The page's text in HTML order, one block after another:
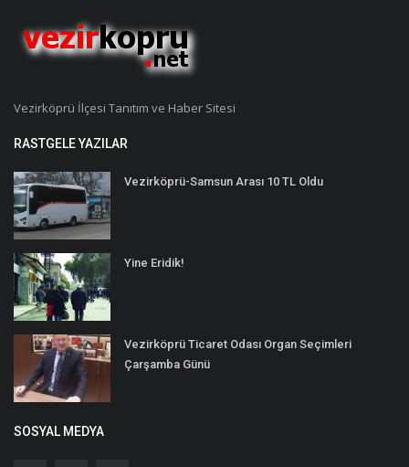
Vezirköprü İlçesi Tanıtım ve Haber Sitesi
RASTGELE YAZILAR
Vezirköprü-Samsun Arası 10 TL Oldu
Yine Eridik!
Vezirköprü Ticaret Odası Organ Seçimleri
Çarşamba Günü
SOSYAL MEDYA